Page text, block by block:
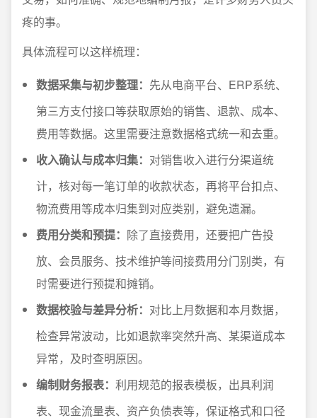
疼的事。
具体流程可以这样梳理：
数据采集与初步整理： 先从电商平台、ERP系统、
第三方支付接口等获取原始的销售、退款、成本、
费用等数据。这里需要注意数据格式统一和去重。
收入确认与成本归集： 对销售收入进行分渠道统
计，核对每一笔订单的收款状态，再将平台扣点、
物流费用等成本归集到对应类别，避免遗漏。
费用分类和预提： 除了直接费用，还要把广告投
放、会员服务、技术维护等间接费用分门别类，有
时需要进行预提和摊销。
数据校验与差异分析： 对比上月数据和本月数据，
检查异常波动，比如退款率突然升高、某渠道成本
异常，及时查明原因。
编制财务报表： 利用规范的报表模板，出具利润
表、现金流量表、资产负债表等，保证格式和口径